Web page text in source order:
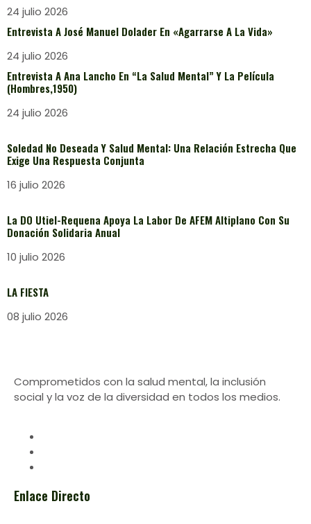
24 julio 2026
Entrevista A José Manuel Dolader En «Agarrarse A La Vida»
24 julio 2026
Entrevista A Ana Lancho En “La Salud Mental” Y La Película
(Hombres,1950)
24 julio 2026
Soledad No Deseada Y Salud Mental: Una Relación Estrecha Que
Exige Una Respuesta Conjunta
16 julio 2026
La DO Utiel-Requena Apoya La Labor De AFEM Altiplano Con Su
Donación Solidaria Anual
10 julio 2026
LA FIESTA
08 julio 2026
Comprometidos con la salud mental, la inclusión
social y la voz de la diversidad en todos los medios.
Enlace Directo